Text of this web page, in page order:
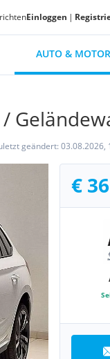
Einloggen |
AUTO & MOTOR
/
geändert: 03.08.2026,
€